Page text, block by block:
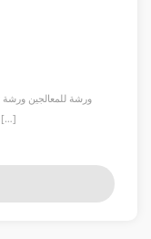
مروان دويري والدكتورة كميليا إبراهيم – دويري الورشة […]